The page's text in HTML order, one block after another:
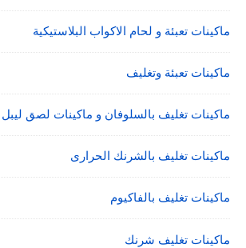
ماكينات تعبئة و لحام الاكواب البلاستيكية
ماكينات تعبئة وتغليف
ماكينات تغليف بالسلوفان و ماكينات لصق ليبل
ماكينات تغليف بالشرنك الحرارى
ماكينات تغليف بالفاكيوم
ماكينات تغليف شرنك